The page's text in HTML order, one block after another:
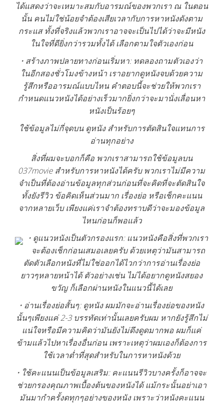
ได้แสดงว่าจะเหมาะสมกับอารมณ์ของพวกเรา ณ ในตอน
นั้น คนไม่ใช่น้อยจำต้องเสียเวลากับการหาหนังดังตาม
กระแส ทั้งที่จริงแล้วพวกเราอาจจะเป็นไปได้ว่าจะมีหนัง
ในใจที่ดียิ่งกว่ารวมทั้งได้ เลือกตามใจตัวเองก่อน
• สร้างภาพปลายทางก่อนเริ่มหา: ทดลองถามตัวเองว่า
ในอีกสองชั่วโมงข้างหน้า เราอยากดูหนังจบด้วยความ
รู้สึกหรืออารมณ์แบบไหน คำตอบนี้จะช่วยให้พวกเรา
กำหนดแนวหนังได้อย่างเร็วมากยิ่งกว่าจะมานั่งเลื่อนหา
หนังเป็นร้อยๆ
ใช้ข้อมูลไม่กี่จุดบน ดูหนัง สำหรับการตัดสินใจแทนการ
อ่านทุกอย่าง
สิ่งที่ผมจะบอกก็คือ พวกเราสามารถใช้ข้อมูลบน
037movie สำหรับการหาหนังได้ครับ พวกเราไม่มีความ
จำเป็นที่ต้องอ่านข้อมูลทุกส่วนก่อนที่จะคิดที่จะตัดสินใจ
ทั้งยังรีวิว ข้อคิดเห็นส่วนมาก เรื่องย่อ หรือเช็กคะแนน
จากหลายเว็บ เพียงแค่เราจำต้องทราบดีว่าจะมองข้อมูล
ไหนก่อนก็พอแล้ว
• ดูแนวหนังเป็นตัวกรองแรก: แนวหนังคือสิ่งที่พวกเรา
จะต้องเช็กก่อนเสมอเลยครับ ด้วยเหตุว่ามันสามารถ
ตัดตัวเลือกหนังที่ไม่ใช่ออกได้ไวกว่าการอ่านเรื่องย่อ
ยาวๆหลายหน้าได้ ตัวอย่างเช่น ไม่ได้อยากดูหนังสยอง
ขวัญ ก็เลือกผ่านหนังในแนวนี้ได้เลย
• อ่านเรื่องย่อสั้นๆ: ดูหนัง ผมมักจะอ่านเรื่องย่อของหนัง
นั้นๆเพียงแค่ 2-3 บรรทัดเท่านั้นเลยครับผม หากยังรู้สึกไม่
แน่ใจหรือมีความคิดว่ามันยังไม่ดึงดูดมากพอ ผมก็แค่
ข้ามแล้วไปหาเรื่องอื่นก่อน เพราะเหตุว่าผมเองก็ต้องการ
ใช้เวลาต่ำที่สุดสำหรับในการหาหนังด้วย
• ใช้คะแนนเป็นข้อมูลเสริม: คะแนนรีวิวบางครั้งก็อาจจะ
ช่วยกรองคุณภาพเบื้องต้นของหนังได้ แม้กระนั้นอย่าเอา
มันมากำครั้งดทุกๆอย่างของหนัง เพราะว่าหนังคะแนน